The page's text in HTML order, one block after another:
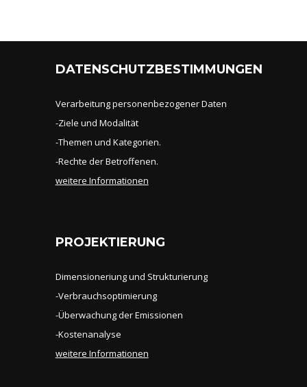
DATENSCHUTZBESTIMMUNGEN
Verarbeitung personenbezogener Daten
-Ziele und Modalität
-Themen und Kategorien.
-Rechte der Betroffenen.
weitere Informationen
PROJEKTIERUNG
Dimensioneriung und Strukturierung
-Verbrauchsoptimierung
-Überwachung der Emissionen
-Kostenanalyse
weitere Informationen